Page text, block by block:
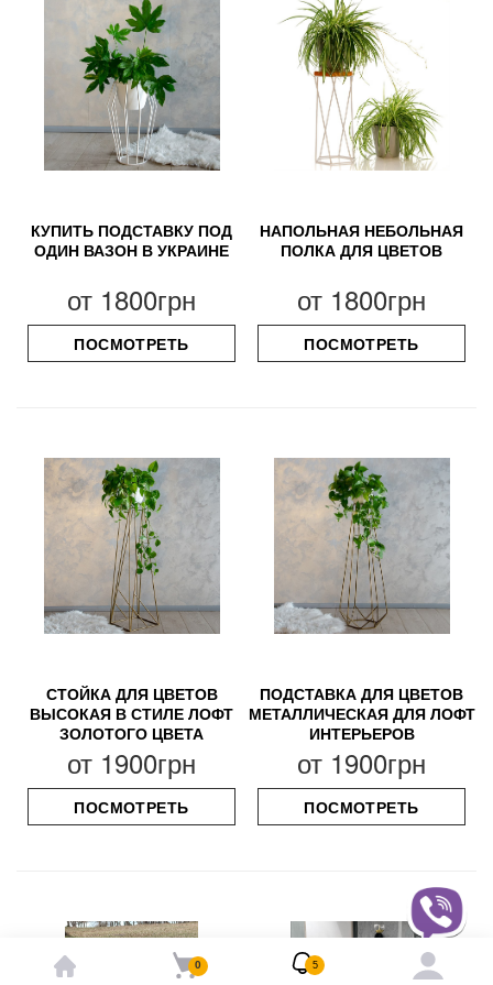
КУПИТЬ ПОДСТАВКУ ПОД
ОДИН ВАЗОН В УКРАИНЕ
от 1800грн
ПОСМОТРЕТЬ
НАПОЛЬНАЯ НЕБОЛЬНАЯ
ПОЛКА ДЛЯ ЦВЕТОВ
от 1800грн
ПОСМОТРЕТЬ
СТОЙКА ДЛЯ ЦВЕТОВ
ВЫСОКАЯ В СТИЛЕ ЛОФТ
ЗОЛОТОГО ЦВЕТА
от 1900грн
ПОСМОТРЕТЬ
ПОДСТАВКА ДЛЯ ЦВЕТОВ
МЕТАЛЛИЧЕСКАЯ ДЛЯ ЛОФТ
ИНТЕРЬЕРОВ
от 1900грн
ПОСМОТРЕТЬ
0 5